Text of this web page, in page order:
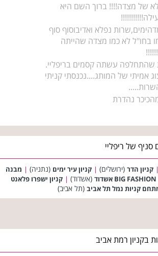
של מצדה!!!! ברוך השם היא
נפלא ואדיבוסוף סוף
בחו"ל לא כמו מצדה שהייתה
שהתחלפה עשתה קסמים בריפליי.
אמיתי של המותג....נכנסתי קניתי
נהדרת
סניף של ריפליי
| קניון הדר (ירושלים) | קניון עיר ימים (נתניה) | מבנה
(אשדוד) | קניון ישפרו פלאנט
קניות נמל תל אביב (תל אביב)
בקניון רמת אביב